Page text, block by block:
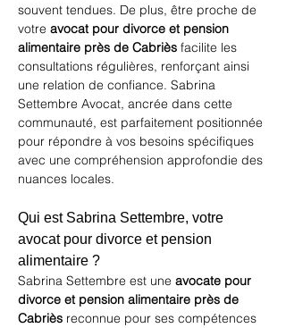
souvent tendues. De plus, être proche de
votre avocat pour divorce et pension
alimentaire près de Cabriès facilite les
consultations régulières, renforçant ainsi
une relation de confiance. Sabrina
Settembre Avocat, ancrée dans cette
communauté, est parfaitement positionnée
pour répondre à vos besoins spécifiques
avec une compréhension approfondie des
nuances locales.
Qui est Sabrina Settembre, votre
avocat pour divorce et pension
alimentaire ?
Sabrina Settembre est une avocate pour
divorce et pension alimentaire près de
Cabriès reconnue pour ses compétences